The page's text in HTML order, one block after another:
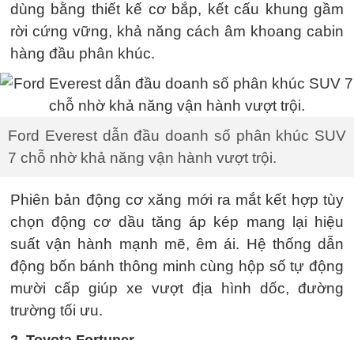
dùng bằng thiết kế cơ bắp, kết cấu khung gầm
rời cứng vững, khả năng cách âm khoang cabin
hàng đầu phân khúc.
Ford Everest dẫn đầu doanh số phân khúc SUV
7 chỗ nhờ khả năng vận hành vượt trội.
Phiên bản động cơ xăng mới ra mắt kết hợp tùy
chọn động cơ dầu tăng áp kép mang lại hiệu
suất vận hành mạnh mẽ, êm ái. Hệ thống dẫn
động bốn bánh thông minh cùng hộp số tự động
mười cấp giúp xe vượt địa hình dốc, đường
trường tối ưu.